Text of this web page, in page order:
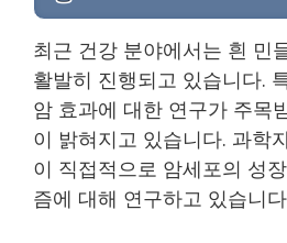
최근 건강 분야에서는 흰 민
활발히 진행되고 있습니다.
암 효과에 대한 연구가 주목
이 밝혀지고 있습니다. 과학
이 직접적으로 암세포의 성
즘에 대해 연구하고 있습니